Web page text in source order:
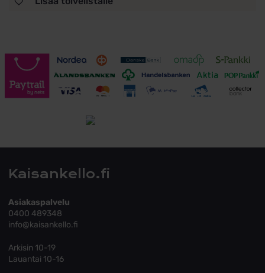
Toimitusehdot
Kaisankello.fi
Asiakaspalvelu
0400 489348
info@kaisankello.fi
Arkisin 10-19
Lauantai 10-16